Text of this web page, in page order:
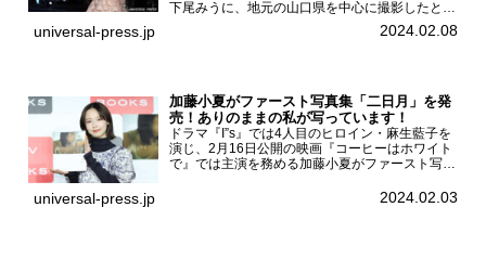
下尾みうに、地元の山口県を中心に撮影したとい
う今回の写真集についてインタビューをお願いし
た。1st写真集『僕だけのもの』を発売する
universal-press.jp 2024.02.08
加藤小夏がファースト写真集「二日月」を発
売！ありのままの私が写っています！
ドラマ『I”s』では4人目のヒロイン・麻生藍子を
演じ、2月16日公開の映画『コーヒーはホワイト
で』では主演を務める加藤小夏がファースト写真
記念イベントをHMV＆BOOKS SHIBUYAで開催
universal-press.jp 2024.02.03